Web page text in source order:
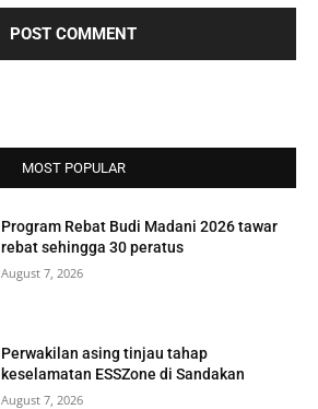
MOST POPULAR
Program Rebat Budi Madani 2026 tawar
rebat sehingga 30 peratus
August 7, 2026
Perwakilan asing tinjau tahap
keselamatan ESSZone di Sandakan
August 7, 2026